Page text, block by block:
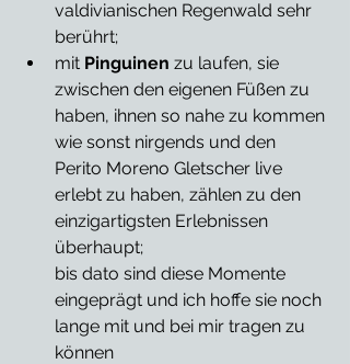
valdivianischen Regenwald sehr
berührt;
mit Pinguinen zu laufen, sie
zwischen den eigenen Füßen zu
haben, ihnen so nahe zu kommen
wie sonst nirgends und den
Perito Moreno Gletscher live
erlebt zu haben, zählen zu den
einzigartigsten Erlebnissen
überhaupt;
bis dato sind diese Momente
eingeprägt und ich hoffe sie noch
lange mit und bei mir tragen zu
können